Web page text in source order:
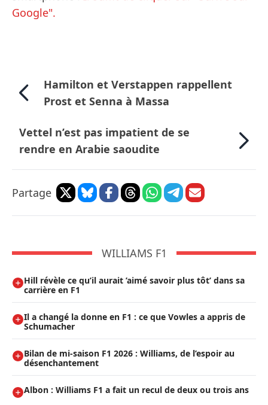
Google".
Hamilton et Verstappen rappellent
Prost et Senna à Massa
Vettel n’est pas impatient de se
rendre en Arabie saoudite
Partage
WILLIAMS F1
Hill révèle ce qu’il aurait ’aimé savoir plus tôt’ dans sa
carrière en F1
Il a changé la donne en F1 : ce que Vowles a appris de
Schumacher
Bilan de mi-saison F1 2026 : Williams, de l’espoir au
désenchantement
Albon : Williams F1 a fait un recul de deux ou trois ans